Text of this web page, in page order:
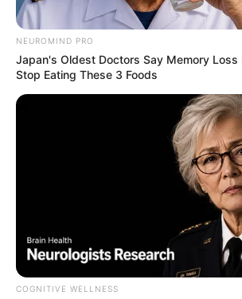
Fail! 10 Potret Makanan Gagal
Dimasak yang Bikin Kamu
Nggak Selera
Mainstream yang Konyol
Banget
NEUROMIND PRO
Japan's Oldest Doctors Say Memory
Stop Eating These 3 Foods
COGNITIVE WELLNESS